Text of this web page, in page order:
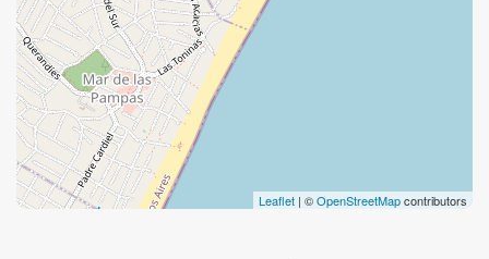
Leaflet | ©OpenStreetMapcontributors